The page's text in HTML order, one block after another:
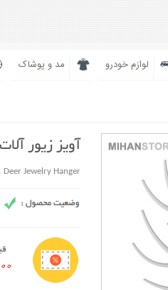
لوازم خودرو مد و پوشاک
آویز زیور
Deer Jewelry Hanger